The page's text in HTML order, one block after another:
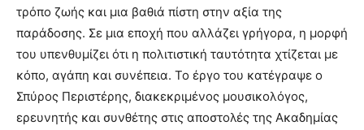
τρόπο ζωής και μια βαθιά πίστη στην αξία της
παράδοσης. Σε μια εποχή που αλλάζει γρήγορα, η μορφή
του υπενθυμίζει ότι η πολιτιστική ταυτότητα χτίζεται με
κόπο, αγάπη και συνέπεια. Το έργο του κατέγραψε ο
Σπύρος Περιστέρης, διακεκριμένος μουσικολόγος,
ερευνητής και συνθέτης στις αποστολές της Ακαδημίας